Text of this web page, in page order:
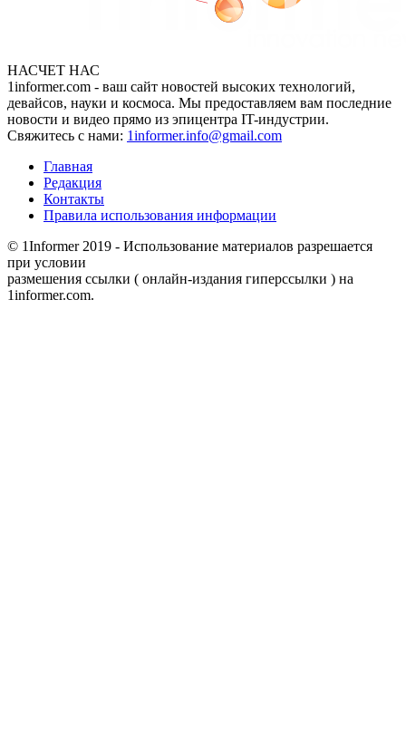
НАСЧЕТ НАС
1informer.com - ваш сайт новостей высоких технологий,
девайсов, науки и космоса. Мы предоставляем вам последние
новости и видео прямо из эпицентра IT-индустрии.
Свяжитесь с нами: 1informer.info@gmail.com
Главная
Редакция
Контакты
Правила использования информации
© 1Informer 2019 - Использование материалов разрешается
при условии
размешения ссылки ( онлайн-издания гиперссылки ) на
1informer.com.